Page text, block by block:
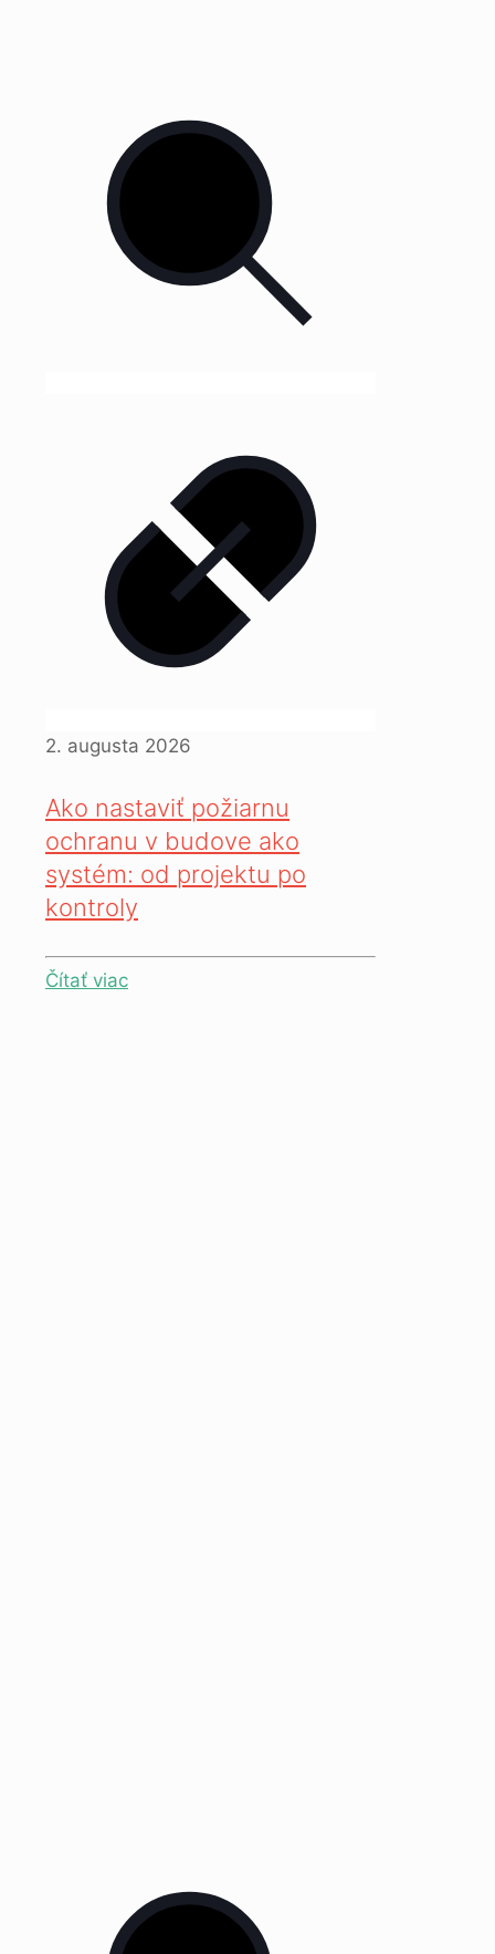
2. augusta 2026
Ako nastaviť požiarnu
ochranu v budove ako
systém: od projektu po
kontroly
Čítať viac